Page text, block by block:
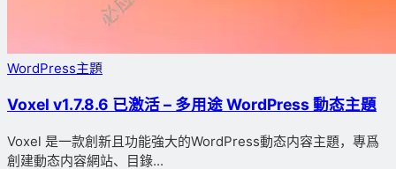
WordPress主題
Voxel v1.7.8.6 已激活 – 多用途 WordPress 動态主題
Voxel 是一款創新且功能強大的WordPress動态内容主題，專爲
創建動态内容網站、目錄...